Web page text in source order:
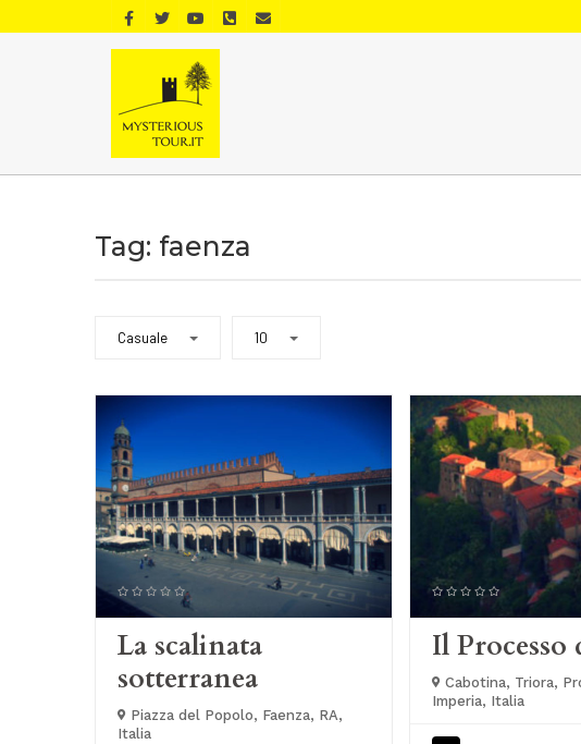
Tag: faenza
Casuale 10
La scalinata
sotterranea
Piazza del Popolo, Faenza, RA,
Italia
Il
Cabotina, Triora,
Imperia, Italia